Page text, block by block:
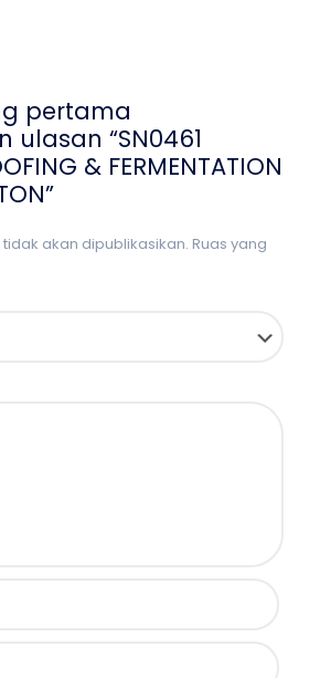
pertama
ulasan “SN0461
& FERMENTATION
akan dipublikasikan. Ruas yang